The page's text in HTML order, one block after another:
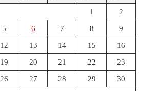
1 2
5 6 7 8 9
12 13 14 15 16
19 20 21 22 23
26 27 28 29 30